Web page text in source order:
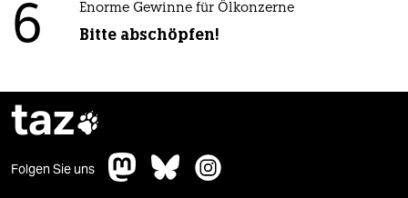
6 Enorme Gewinne für Ölkonzerne
Bitte abschöpfen!
taz
Folgen Sie uns